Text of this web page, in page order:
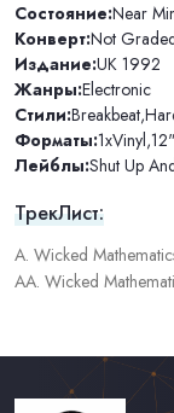
Состояние:Near
Конверт:Not
Издание:UK 1992
Жанры:Electronic
Стили:Breakbeat,
Форматы:1xVinyl,12"
Лейблы:Shut Up
ТрекЛист:
A. Wicked
AA. Wicked